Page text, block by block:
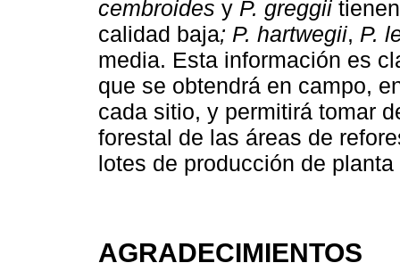
cembroides y P. greggii
calidad baja; P. hartwegii, P.
media. Esta información es
que se obtendrá en campo,
cada sitio, y permitirá tomar
forestal de las áreas de
lotes de producción de
AGRADECIMIENTOS